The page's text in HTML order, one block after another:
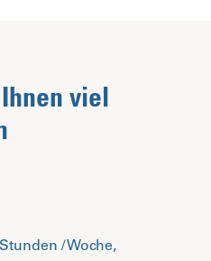
viel
/ Woche,